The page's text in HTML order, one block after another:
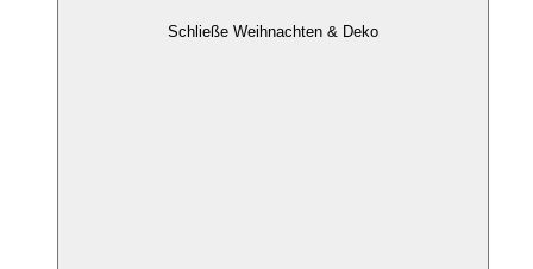
Schließe Weihnachten & Deko